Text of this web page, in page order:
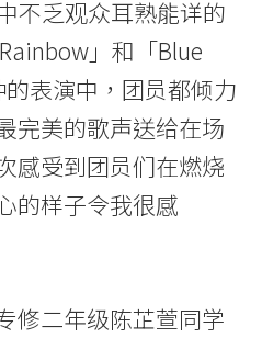
不乏观众耳熟能详的
」和「Blue
表演中，团员都倾力
完美的歌声送给在场
感受到团员们在燃烧
的样子令我很感
修二年级陈芷萱同学